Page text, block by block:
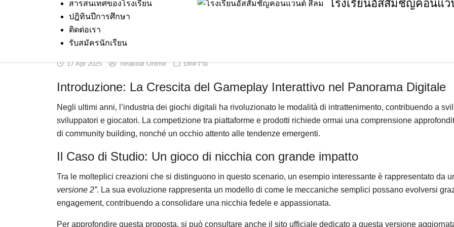
โรงเรียนอัสสัมชัญคอนแ
สารสนเทศของโรงเรียน
ปฎิทินปีการศึกษา
ติดต่อเรา
รับสมัครนักเรียน
17 Apr 2025 Terakeat Ontme บทความ
Introduzione: La Crescita del Gameplay Interattivo nel Panorama Digitale
Negli ultimi anni, l’industria dei giochi digitali ha rivoluzionato le modalità di intrattenimento, contribuendo a
sviluppatori e giocatori. La competizione tra piattaforme e prodotti richiede ormai una comprensione
di community building, nonché un occhio attento alle tendenze emergenti.
Il Caso di Studio: Un gioco di nicchia con grande impatto
Tra le molteplici creazioni che si distinguono in questo scenario, un esempio interessante è rappresentato da
versione 2”. La sua evoluzione rappresenta un modello di come le meccaniche semplici possano evolversi
engagement, contribuendo a consolidare una nicchia fedele e appassionata.
Per approfondire questa proposta, si può consultare anche il sito ufficiale dedicato a questa versione